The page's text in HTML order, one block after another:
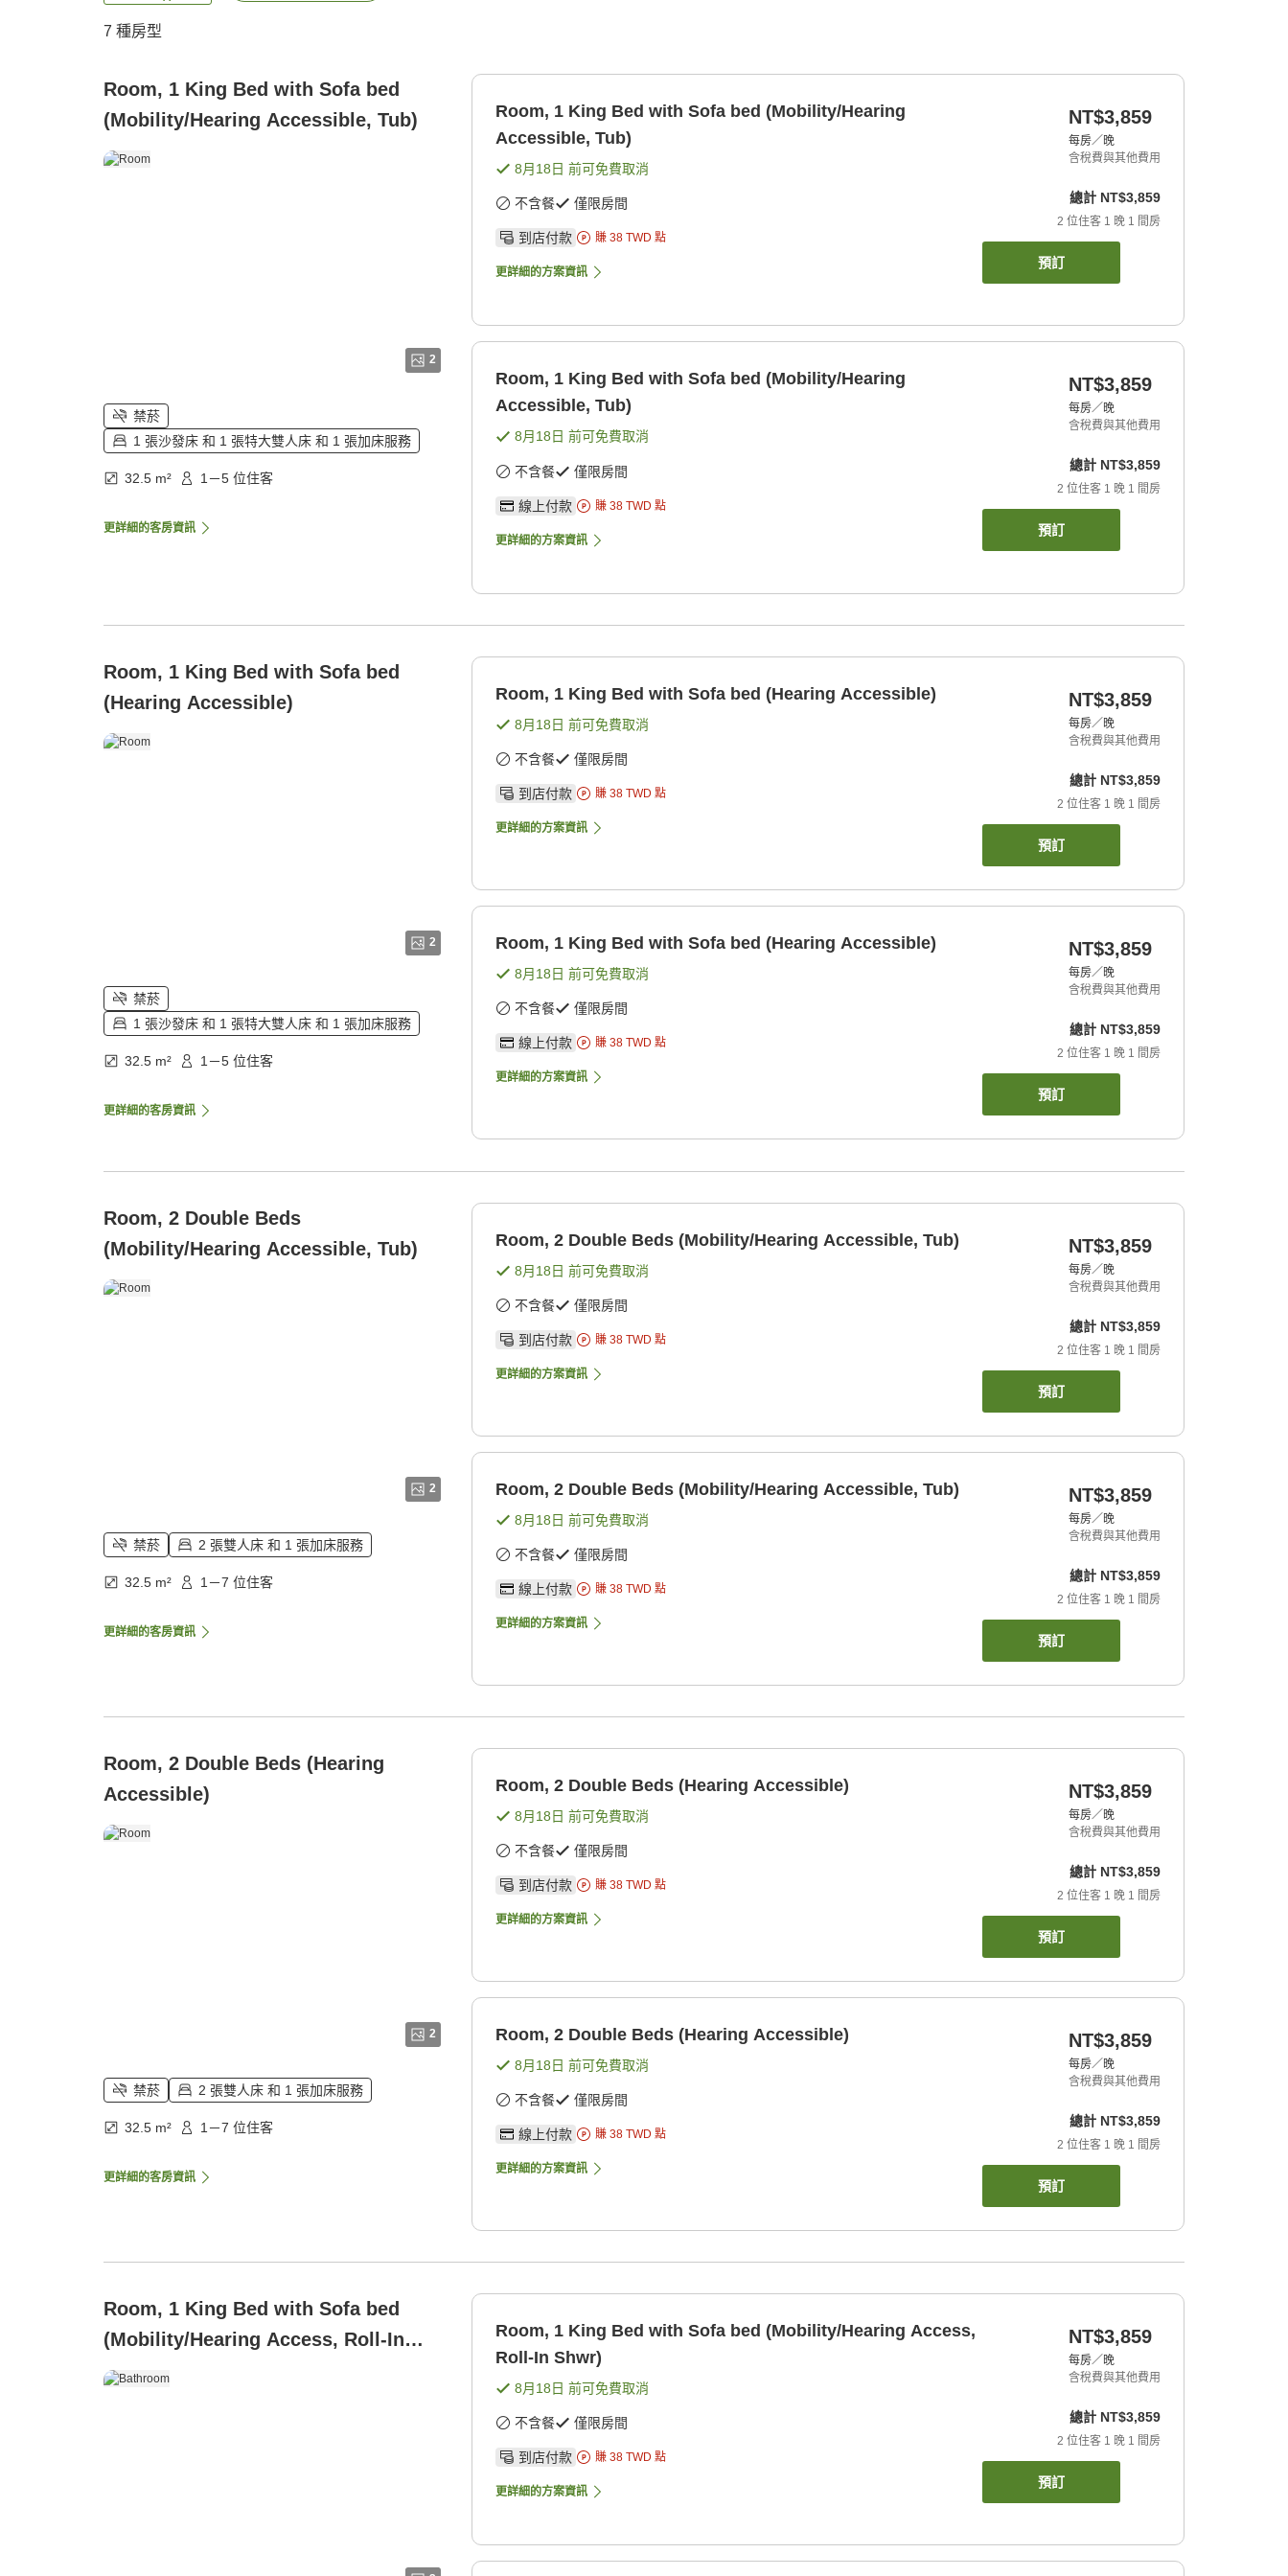
7 種房型
Room, 1 King Bed with Sofa bed
(Mobility/Hearing Accessible, Tub)
2
禁菸
1 張沙發床 和 1 張特大雙人床 和 1 張加床服務
32.5 m² 1－5 位住客
更詳細的客房資訊
Room, 1 King Bed with Sofa bed (Mobility/Hearing
Accessible, Tub)
8月18日 前可免費取消
不含餐 僅限房間
到店付款 賺 38 TWD 點
更詳細的方案資訊
NT$3,859
每房／晚
含稅費與其他費用
總計 NT$3,859
2 位住客 1 晚 1 間房
預訂
Room, 1 King Bed with Sofa bed (Mobility/Hearing
Accessible, Tub)
8月18日 前可免費取消
不含餐 僅限房間
線上付款 賺 38 TWD 點
更詳細的方案資訊
NT$3,859
每房／晚
含稅費與其他費用
總計 NT$3,859
2 位住客 1 晚 1 間房
預訂
Room, 1 King Bed with Sofa bed
(Hearing Accessible)
2
禁菸
1 張沙發床 和 1 張特大雙人床 和 1 張加床服務
32.5 m² 1－5 位住客
更詳細的客房資訊
Room, 1 King Bed with Sofa bed (Hearing Accessible)
8月18日 前可免費取消
不含餐 僅限房間
到店付款 賺 38 TWD 點
更詳細的方案資訊
NT$3,859
每房／晚
含稅費與其他費用
總計 NT$3,859
2 位住客 1 晚 1 間房
預訂
Room, 1 King Bed with Sofa bed (Hearing Accessible)
8月18日 前可免費取消
不含餐 僅限房間
線上付款 賺 38 TWD 點
更詳細的方案資訊
NT$3,859
每房／晚
含稅費與其他費用
總計 NT$3,859
2 位住客 1 晚 1 間房
預訂
Room, 2 Double Beds
(Mobility/Hearing Accessible, Tub)
2
禁菸 2 張雙人床 和 1 張加床服務
32.5 m² 1－7 位住客
更詳細的客房資訊
Room, 2 Double Beds (Mobility/Hearing Accessible, Tub)
8月18日 前可免費取消
不含餐 僅限房間
到店付款 賺 38 TWD 點
更詳細的方案資訊
NT$3,859
每房／晚
含稅費與其他費用
總計 NT$3,859
2 位住客 1 晚 1 間房
預訂
Room, 2 Double Beds (Mobility/Hearing Accessible, Tub)
8月18日 前可免費取消
不含餐 僅限房間
線上付款 賺 38 TWD 點
更詳細的方案資訊
NT$3,859
每房／晚
含稅費與其他費用
總計 NT$3,859
2 位住客 1 晚 1 間房
預訂
Room, 2 Double Beds (Hearing
Accessible)
2
禁菸 2 張雙人床 和 1 張加床服務
32.5 m² 1－7 位住客
更詳細的客房資訊
Room, 2 Double Beds (Hearing Accessible)
8月18日 前可免費取消
不含餐 僅限房間
到店付款 賺 38 TWD 點
更詳細的方案資訊
NT$3,859
每房／晚
含稅費與其他費用
總計 NT$3,859
2 位住客 1 晚 1 間房
預訂
Room, 2 Double Beds (Hearing Accessible)
8月18日 前可免費取消
不含餐 僅限房間
線上付款 賺 38 TWD 點
更詳細的方案資訊
NT$3,859
每房／晚
含稅費與其他費用
總計 NT$3,859
2 位住客 1 晚 1 間房
預訂
Room, 1 King Bed with Sofa bed
(Mobility/Hearing Access, Roll-In
Shwr)
Room, 1 King Bed with Sofa bed (Mobility/Hearing Access,
Roll-In Shwr)
8月18日 前可免費取消
不含餐 僅限房間
到店付款 賺 38 TWD 點
更詳細的方案資訊
NT$3,859
每房／晚
含稅費與其他費用
總計 NT$3,859
2 位住客 1 晚 1 間房
預訂